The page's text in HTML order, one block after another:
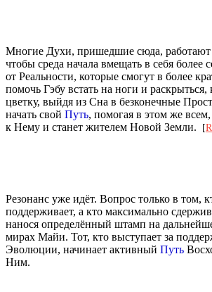
Многие Духи, пришедшие сюда,
чтобы среда начала вмещать в себя более
от Реальности, которые смогут в более
помочь Гэбу встать на ноги и раскрыться,
цветку, выйдя из Сна в безконечные
начать свой Путь, помогая в этом же
к Нему и станет жителем Новой Земли.
[
Резонанс уже идёт. Вопрос только в том,
поддерживает, а кто максимально
нанося определённый штамп на
мирах Майи. Тот, кто выступает за
Эволюции, начинает активный Путь
Ним.